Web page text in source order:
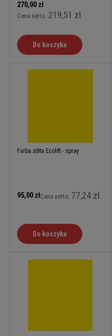
270,00 zł
Cena netto: 219,51 zł
Do koszyka
Farba żółta Ecolift - spray
95,00 złCena netto: 77,24 zł
Do koszyka